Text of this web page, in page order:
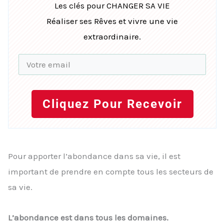
Les clés pour CHANGER SA VIE
Réaliser ses Rêves et vivre une vie
extraordinaire.
Cliquez Pour Recevoir
Pour apporter l’abondance dans sa vie, il est
important de prendre en compte tous les secteurs de
sa vie.
L’abondance est dans tous les domaines.